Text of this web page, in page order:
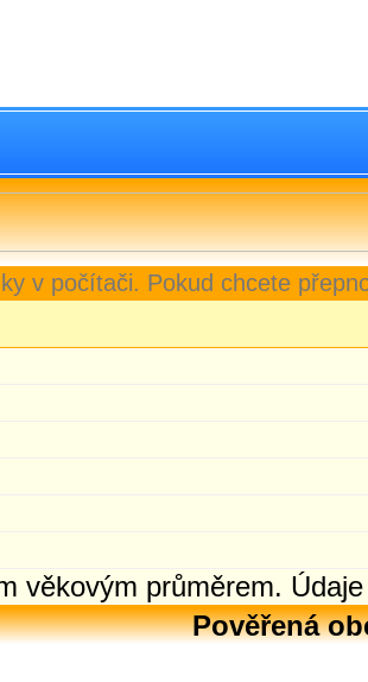
v počítači. Pokud chcete
věkovým průměrem.
Pověřená